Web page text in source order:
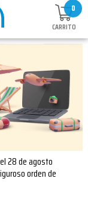
0
CARRITO
28 de agosto
orden de